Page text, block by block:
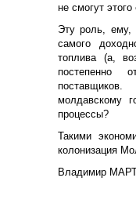
не смогут этого
Эту роль, ему,
самого
топлива (а,
постепенно
молдавскому
процессы?
Такими
колонизация
Владимир